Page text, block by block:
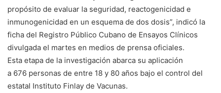
propósito de evaluar la seguridad, reactogenicidad e
inmunogenicidad en un esquema de dos dosis”, indicó la
ficha del Registro Público Cubano de Ensayos Clínicos
divulgada el martes en medios de prensa oficiales.
Esta etapa de la investigación abarca su aplicación
a 676 personas de entre 18 y 80 años bajo el control del
estatal Instituto Finlay de Vacunas.